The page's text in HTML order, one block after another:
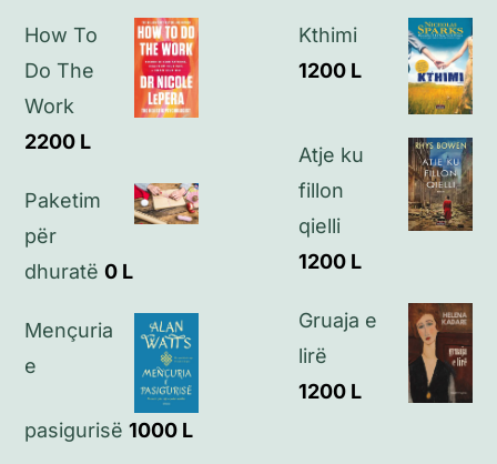
Politikat e privatësisë
Kontakt
How To
Do The
Work
2200 L
Paketim
për
dhuratë 0 L
Mençuria
e
pasigurisë 1000 L
Kthimi
1200 L
Atje ku
fillon
qielli
1200 L
Gruaja e
lirë
1200 L